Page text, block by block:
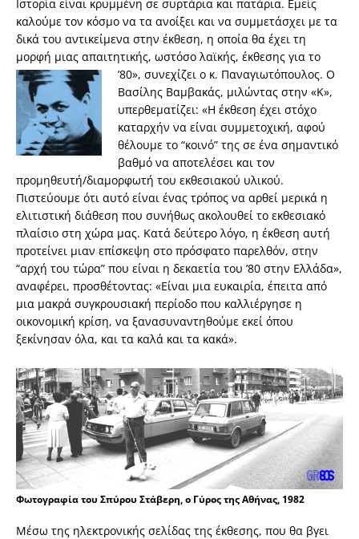
Ιστορία είναι κρυμμένη σε συρτάρια και πατάρια. Εμείς
καλούμε τον κόσμο να τα ανοίξει και να συμμετάσχει με τα
δικά του αντικείμενα στην έκθεση, η οποία θα έχει τη
μορφή μιας απαιτητικής, ωστόσο λαϊκής, έκθεσης για το
’80», συνεχίζει ο κ. Παναγιωτόπουλος. Ο
Βασίλης Βαμβακάς, μιλώντας στην «Κ»,
υπερθεματίζει: «Η έκθεση έχει στόχο
καταρχήν να είναι συμμετοχική, αφού
θέλουμε το “κοινό” της σε ένα σημαντικό
βαθμό να αποτελέσει και τον
προμηθευτή/διαμορφωτή του εκθεσιακού υλικού.
Πιστεύουμε ότι αυτό είναι ένας τρόπος να αρθεί μερικά η
ελιτιστική διάθεση που συνήθως ακολουθεί το εκθεσιακό
πλαίσιο στη χώρα μας. Κατά δεύτερο λόγο, η έκθεση αυτή
προτείνει μιαν επίσκεψη στο πρόσφατο παρελθόν, στην
“αρχή του τώρα” που είναι η δεκαετία του ’80 στην Ελλάδα»,
αναφέρει, προσθέτοντας: «Είναι μια ευκαιρία, έπειτα από
μια μακρά συγκρουσιακή περίοδο που καλλιέργησε η
οικονομική κρίση, να ξανασυναντηθούμε εκεί όπου
ξεκίνησαν όλα, και τα καλά και τα κακά».
Φωτογραφία του Σπύρου Στάβερη, ο Γύρος της Αθήνας, 1982
Μέσω της ηλεκτρονικής σελίδας της έκθεσης, που θα βγει